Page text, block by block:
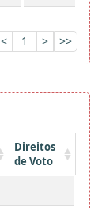
< 1 > >>
Direitos
de Voto